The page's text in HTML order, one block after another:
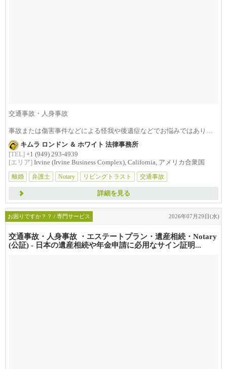
交通事故・人身事故
事故または傷害事件などによる怪我や後遺症などでお悩みではありま
せんか？損害賠償は治療費...
キムラ ロンドン ＆ ホワイト 法律事務所
[TEL] +1 (949) 293-4939
[エリア] Irvine (Irvine Business Complex), California, アメリカ合衆国
離婚
弁護士 Notary リビングトラスト 交通事故
詳細を見る
お困りですか？？ / 専門サービス 2026年07月29日(水)
交通事故・人身事故 ・エステートプラン・遺産相続・Notary
(公証) - 日本の遺産相続や年金申請に必用なサイン証明...